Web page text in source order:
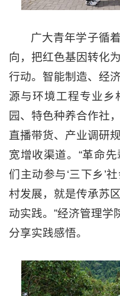
广大青年学子循
向，把红色基因转化
行动。智能制造、经
源与环境工程专业乡
园、特色种养合作社
直播带货、产业调研
宽增收渠道。“革命
们主动参与‘三下乡’
村发展，就是传承苏
动实践。”经济管理学
分享实践感悟。